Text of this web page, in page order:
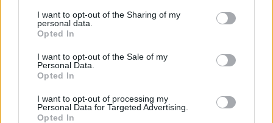
not limited to your visit or usage behaviour. You may click to
grant or deny consent to Google and its third-party tags to
use your data for below specified purposes in below Google
consent section.
I want to opt-out of the Sharing of my
personal data.
Opted In
I want to opt-out of the Sale of my
Personal Data.
Opted In
I want to opt-out of processing my
Personal Data for Targeted Advertising.
Opted In
6 Αυγούστου 2026, 8:55 μμ
ΕΛΛΆΔΑ ΤΟΠΙΚΉ ΕΠΙΚΑΙΡΌΤΗΤΑ